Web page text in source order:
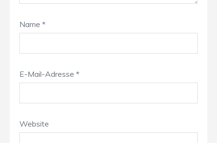
Name *
E-Mail-Adresse *
Website